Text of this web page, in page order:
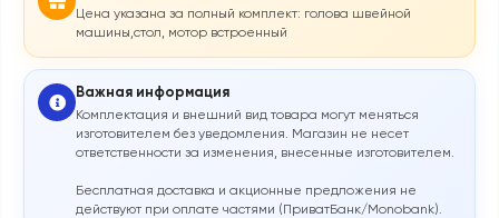
Цена указана за полный комплект: голова швейной
машины,стол, мотор встроенный
Важная информация
Комплектация и внешний вид товара могут меняться
изготовителем без уведомления. Магазин не несет
ответственности за изменения, внесенные изготовителем.
Бесплатная доставка и акционные предложения не
действуют при оплате частями (ПриватБанк/Monobank).